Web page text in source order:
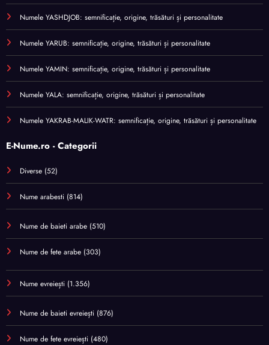
Numele YASHDJOB: semnificație, origine, trăsături și personalitate
Numele YARUB: semnificație, origine, trăsături și personalitate
Numele YAMIN: semnificație, origine, trăsături și personalitate
Numele YALA: semnificație, origine, trăsături și personalitate
Numele YAKRAB-MALIK-WATR: semnificație, origine, trăsături și personalitate
E-Nume.ro - Categorii
Diverse (52)
Nume arabesti (814)
Nume de baieti arabe (510)
Nume de fete arabe (303)
Nume evreiești (1.356)
Nume de baieti evreiești (876)
Nume de fete evreiești (480)